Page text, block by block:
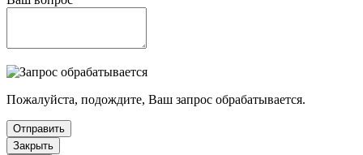
Пожалуйста, подождите, Ваш запрос обрабатывается.
Отправить
Закрыть